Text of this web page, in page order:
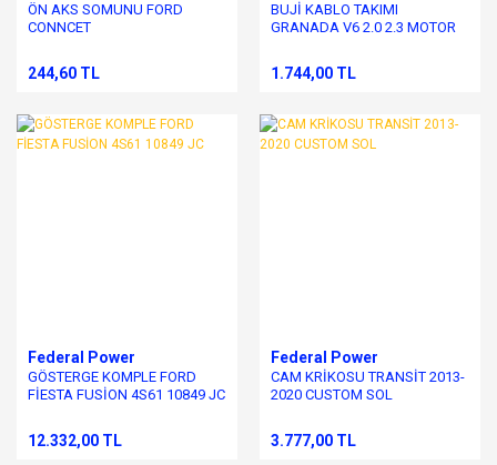
ÖN AKS SOMUNU FORD
CONNCET
244,60 TL
BUJİ KABLO TAKIMI
GRANADA V6 2.0 2.3 MOTOR
1.744,00 TL
Federal Power
GÖSTERGE KOMPLE FORD
FİESTA FUSİON 4S61 10849 JC
12.332,00 TL
Federal Power
CAM KRİKOSU TRANSİT 2013-
2020 CUSTOM SOL
3.777,00 TL